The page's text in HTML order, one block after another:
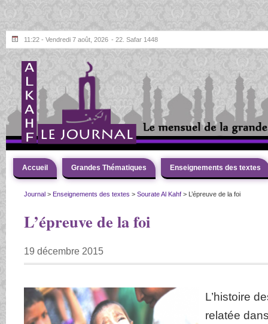
11:22 - Vendredi 7 août, 2026 - 22. Safar 1448
Accueil Grandes Thématiques Enseignements des textes
Journal > Enseignements des textes > Sourate Al Kahf > L’épreuve de la foi
L’épreuve de la foi
19 décembre 2015
L’histoire
relatée